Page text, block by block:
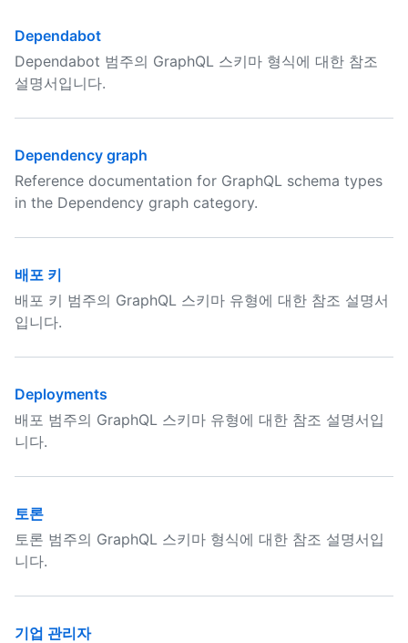
Dependabot
Dependabot 범주의 GraphQL 스키마 형식에 대한 참조
설명서입니다.
Dependency graph
Reference documentation for GraphQL schema types
in the Dependency graph category.
배포 키
배포 키 범주의 GraphQL 스키마 유형에 대한 참조 설명서
입니다.
Deployments
배포 범주의 GraphQL 스키마 유형에 대한 참조 설명서입
니다.
토론
토론 범주의 GraphQL 스키마 형식에 대한 참조 설명서입
니다.
기업 관리자